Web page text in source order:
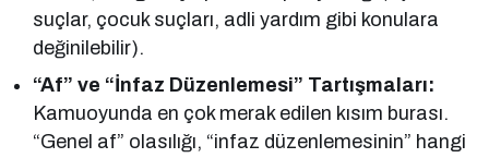
suçlar, çocuk suçları, adli yardım gibi konulara
değinilebilir).
“Af” ve “İnfaz Düzenlemesi” Tartışmaları:
Kamuoyunda en çok merak edilen kısım burası.
“Genel af” olasılığı, “infaz düzenlemesinin” hangi